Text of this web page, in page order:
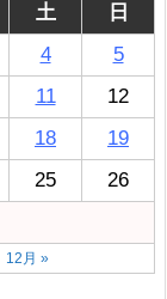
土
日
4
5
11
12
18
19
25
26
12月 »